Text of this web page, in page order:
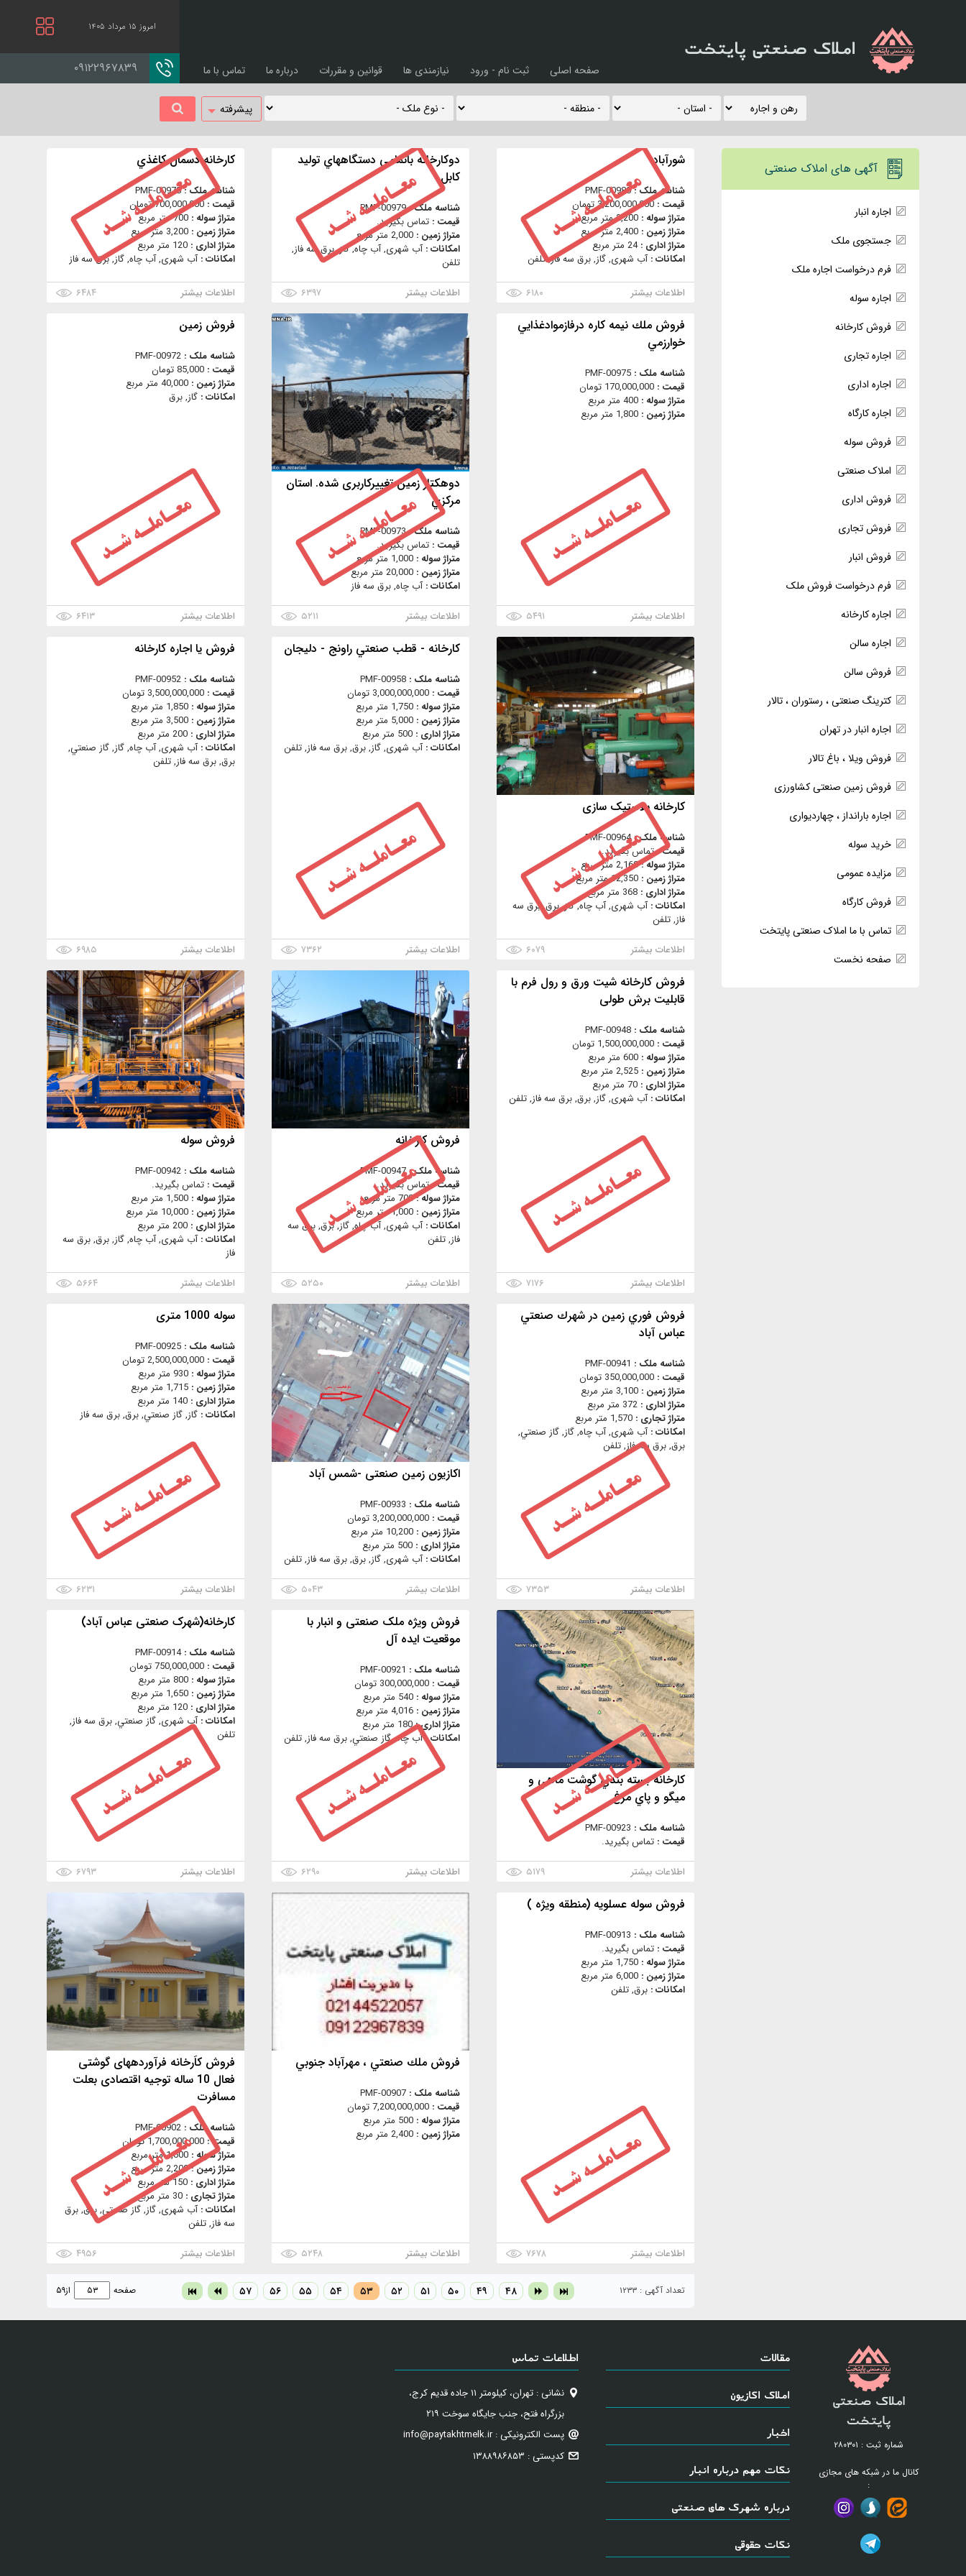
املاک صنعتی پایتخت
صفحه اصلی ثبت نام - ورود نیازمندی ها قوانین و مقررات درباره ما تماس با ما
امروز ۱۵ مرداد ۱۴۰۵
۰۹۱۲۲۹۶۷۸۳۹
پیشرفته
آگهی های املاک صنعتی
اجاره انبار
جستجوی ملک
فرم درخواست اجاره ملک
اجاره سوله
فروش کارخانه
اجاره تجاری
اجاره اداری
اجاره کارگاه
فروش سوله
املاک صنعتی
فروش اداری
فروش تجاری
فروش انبار
فرم درخواست فروش ملک
اجاره کارخانه
اجاره سالن
فروش سالن
کترینگ صنعتی ، رستوران ، تالار
اجاره انبار در تهران
فروش ویلا ، باغ تالار
فروش زمین صنعتی کشاورزی
اجاره بارانداز ، چهاردیواری
خرید سوله
مزایده عمومی
فروش کارگاه
تماس با ما املاک صنعتی پایتخت
صفحه نخست
شورآباد
شناسه ملک :PMF-00980
قیمت : 3,200,000,000 تومان
متراژ سوله : 2,200 متر مربع
متراژ زمین : 2,400 متر مربع
متراژ اداری :24 متر مربع
امکانات :آب شهری, گاز, برق سه فاز, تلفن
اطلاعات بیشتر ۶۱۸۰
دوكارخانه باتمامي دستگاههاي توليد
كابل
شناسه ملک :PMF-00979
قیمت : تماس بگیرید.
متراژ زمین : 2,000 متر مربع
امکانات :آب شهری, آب چاه, گاز, برق سه فاز,
تلفن
اطلاعات بیشتر
۶۳۹۷
كارخانه دسمال كاغذي
شناسه ملک :PMF-00978
قیمت : 700,000,000 تومان
متراژ سوله : 700 متر مربع
متراژ زمین : 3,200 متر مربع
متراژ اداری : 120 متر مربع
امکانات :آب شهری, آب چاه, گاز, برق سه فاز
اطلاعات بیشتر ۶۴۸۴
فروش ملك نيمه كاره درفازموادغذايي
خوارزمي
شناسه ملک : PMF-00975
قیمت : 170,000,000 تومان
متراژ سوله : 400 متر مربع
متراژ زمین : 1,800 متر مربع
اطلاعات بیشتر ۵۴۹۱
دوهکتار زمین تغییرکاربری شده. استان
مركزي
شناسه ملک :PMF-00973
قیمت : تماس بگیرید.
متراژ سوله : 1,000 متر مربع
متراژ زمین : 20,000 متر مربع
امکانات :آب چاه, برق سه فاز
اطلاعات بیشتر
۵۲۱۱
فروش زمین
شناسه ملک : PMF-00972
قیمت : 85,000 تومان
متراژ زمین : 40,000 متر مربع
امکانات : گاز, برق
اطلاعات بیشتر ۶۴۱۳
کارخانه پلاستیک سازی
شناسه ملک :PMF-00964
قیمت :تماس بگیرید.
متراژ سوله :2,160 متر مربع
متراژ زمین : 12,350 متر مربع
متراژ اداری : 368 متر مربع
امکانات :آب شهری, آب چاه, گاز, برق, برق سه
فاز, تلفن
اطلاعات بیشتر
۶۰۷۹
كارخانه - قطب صنعتي راونج - دليجان
شناسه ملک : PMF-00958
قیمت : 3,000,000,000 تومان
متراژ سوله : 1,750 متر مربع
متراژ زمین : 5,000 متر مربع
متراژ اداری : 500 متر مربع
امکانات :آب شهری, گاز, برق, برق سه فاز, تلفن
اطلاعات بیشتر ۷۳۶۲
فروش یا اجاره کارخانه
شناسه ملک : PMF-00952
قیمت : 3,500,000,000 تومان
متراژ سوله : 1,850 متر مربع
متراژ زمین : 3,500 متر مربع
متراژ اداری : 200 متر مربع
امکانات :آب شهری, آب چاه, گاز, گاز صنعتي,
برق, برق سه فاز, تلفن
اطلاعات بیشتر ۶۹۸۵
فروش کارخانه شیت ورق و رول فرم با
قابلیت برش طولی
شناسه ملک : PMF-00948
قیمت : 1,500,000,000 تومان
متراژ سوله : 600 متر مربع
متراژ زمین : 2,525 متر مربع
متراژ اداری : 70 متر مربع
امکانات :آب شهری, گاز, برق, برق سه فاز, تلفن
اطلاعات بیشتر ۷۱۷۶
فروش کارخانه
شناسه ملک :PMF-00947
قیمت :تماس بگیرید.
متراژ سوله :700 متر مربع
متراژ زمین : 1,000 متر مربع
امکانات :آب شهری, آب چاه, گاز, برق, برق سه
فاز, تلفن
اطلاعات بیشتر ۵۲۵۰
فروش سوله
شناسه ملک : PMF-00942
قیمت : تماس بگیرید.
متراژ سوله : 1,500 متر مربع
متراژ زمین : 10,000 متر مربع
متراژ اداری : 200 متر مربع
امکانات :آب شهری, آب چاه, گاز, برق, برق سه
فاز
اطلاعات بیشتر
۵۶۶۴
فروش فوري زمين در شهرك صنعتي
عباس آباد
شناسه ملک : PMF-00941
قیمت : 350,000,000 تومان
متراژ زمین : 3,100 متر مربع
متراژ اداری : 372 متر مربع
متراژ تجاری : 1,570 متر مربع
امکانات :آب شهری, آب چاه, گاز, گاز صنعتي,
برق, برق سه فاز, تلفن
اطلاعات بیشتر ۷۳۵۳
اکازیون زمین صنعتی -شمس آباد
شناسه ملک : PMF-00933
قیمت : 3,200,000,000 تومان
متراژ زمین : 10,200 متر مربع
متراژ اداری : 500 متر مربع
امکانات :آب شهری, گاز, برق, برق سه فاز, تلفن
اطلاعات بیشتر
۵۰۴۳
سوله 1000 متری
شناسه ملک : PMF-00925
قیمت : 2,500,000,000 تومان
متراژ سوله : 930 متر مربع
متراژ زمین : 1,715 متر مربع
متراژ اداری : 140 متر مربع
امکانات : گاز, گاز صنعتي, برق, برق سه فاز
اطلاعات بیشتر ۶۲۳۱
كارخانه بسته بندي گوشت ماهي و
ميگو و پاي مرغ
شناسه ملک : PMF-00923
قیمت : تماس بگیرید.
اطلاعات بیشتر
۵۱۷۹
فروش ویژه ملک صنعتی و انبار با
موقعیت ایده آل
شناسه ملک : PMF-00921
قیمت : 300,000,000 تومان
متراژ سوله : 540 متر مربع
متراژ زمین : 4,016 متر مربع
متراژ اداری :180 متر مربع
امکانات :آب چاه, گاز صنعتي, برق سه فاز, تلفن
اطلاعات بیشتر ۶۲۹۰
کارخانه(شهرک صنعتی عباس آباد)
شناسه ملک :PMF-00914
قیمت : 750,000,000 تومان
متراژ سوله : 800 متر مربع
متراژ زمین : 1,650 متر مربع
متراژ اداری : 120 متر مربع
امکانات :آب شهری, گاز صنعتي, برق سه فاز,
تلفن
اطلاعات بیشتر ۶۷۹۳
فروش سوله عسلویه (منطقه ویژه )
شناسه ملک : PMF-00913
قیمت : تماس بگیرید.
متراژ سوله : 1,750 متر مربع
متراژ زمین : 6,000 متر مربع
امکانات : برق, تلفن
اطلاعات بیشتر ۷۶۷۸
فروش ملك صنعتي ، مهرآباد جنوبي
شناسه ملک : PMF-00907
قیمت : 7,200,000,000 تومان
متراژ سوله : 500 متر مربع
متراژ زمین : 2,400 متر مربع
اطلاعات بیشتر ۵۲۴۸
فروش کاَرخانه فرآوردههای گوشتی
فعال 10 ساله توجیه اقتصادی بعلت
مسافرت
شناسه ملک : PMF-00902
قیمت : 1,700,000,000 تومان
متراژ سوله : 1,600 متر مربع
متراژ زمین :2,200 متر مربع
متراژ اداری : 150 متر مربع
متراژ تجاری : 30 متر مربع
امکانات :آب شهری, گاز, گاز صنعتي, برق, برق
سه فاز, تلفن
اطلاعات بیشتر
۴۹۵۶
تعداد آگهی : ۱۲۳۳ ۴۸ ۴۹ ۵۰ ۵۱ ۵۲ ۵۳ ۵۴ ۵۵ ۵۶ ۵۷ صفحه از۵۹
املاک صنعتی
پایتخت
شماره ثبت : ۲۸۰۳۰۱
کانال ما در شبکه های مجازی
:
مقالات
املاک اکازیون
اخبار
نکات مهم درباره انبار
درباره شهرک های صنعتی
نکات حقوقی
اطلاعات تماس
نشانی : تهران، کیلومتر ۱۱ جاده قدیم کرج،
بزرگراه فتح، جنب جایگاه سوخت ۲۱۹
پست الکترونیکی : info@paytakhtmelk.ir
کدپستی : ۱۳۸۸۹۸۶۸۵۳